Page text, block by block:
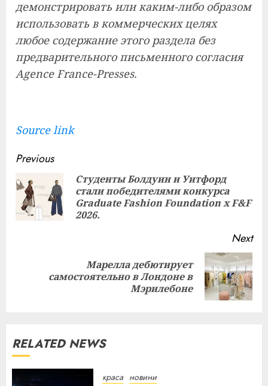
демонстрировать или каким-либо образом
использовать в коммерческих целях
любое содержание этого раздела без
предварительного письменного согласия
Agence France-Presses.
Source link
Continue
Reading
Previous
Студенты Болдуин и Уитфорд
стали победителями конкурса
Graduate Fashion Foundation x F&F
2026.
Next
Марелла дебютирует
самостоятельно в Лондоне в
Мэрилебоне
RELATED NEWS
краса новини